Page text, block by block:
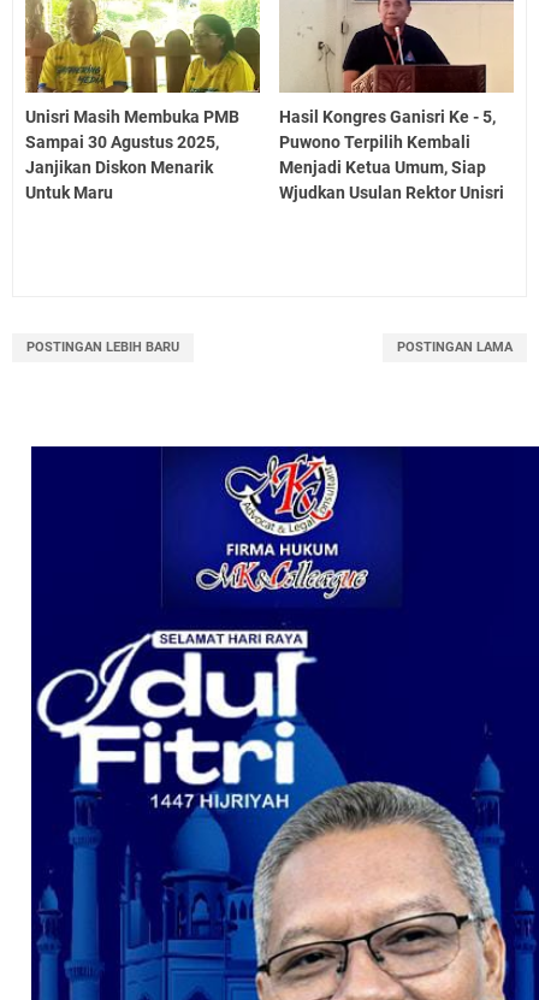
Unisri Masih Membuka PMB
Sampai 30 Agustus 2025,
Janjikan Diskon Menarik
Untuk Maru
Hasil Kongres Ganisri Ke - 5,
Puwono Terpilih Kembali
Menjadi Ketua Umum, Siap
Wjudkan Usulan Rektor Unisri
POSTINGAN LEBIH BARU POSTINGAN LAMA